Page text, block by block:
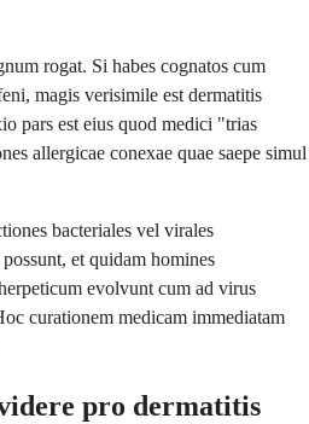
rogat. Si habes cognatos cum
magis verisimile est dermatitis
pars est eius quod medici "trias
allergicae conexae quae saepe simul
bacteriales vel virales
et quidam homines
evolvunt cum ad virus
curationem medicam immediatam
pro dermatitis